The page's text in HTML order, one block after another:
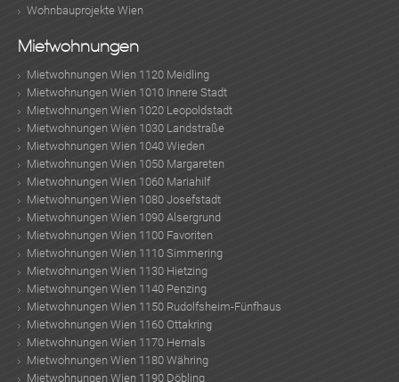
Wohnbauprojekte Wien
Mietwohnungen
Mietwohnungen Wien 1120 Meidling
Mietwohnungen Wien 1010 Innere Stadt
Mietwohnungen Wien 1020 Leopoldstadt
Mietwohnungen Wien 1030 Landstraße
Mietwohnungen Wien 1040 Wieden
Mietwohnungen Wien 1050 Margareten
Mietwohnungen Wien 1060 Mariahilf
Mietwohnungen Wien 1080 Josefstadt
Mietwohnungen Wien 1090 Alsergrund
Mietwohnungen Wien 1100 Favoriten
Mietwohnungen Wien 1110 Simmering
Mietwohnungen Wien 1130 Hietzing
Mietwohnungen Wien 1140 Penzing
Mietwohnungen Wien 1150 Rudolfsheim-Fünfhaus
Mietwohnungen Wien 1160 Ottakring
Mietwohnungen Wien 1170 Hernals
Mietwohnungen Wien 1180 Währing
Mietwohnungen Wien 1190 Döbling